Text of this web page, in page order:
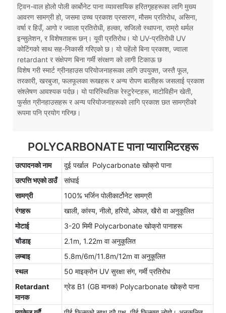
ट्विन-वाल होलो पोली कार्बोनेट पाना व्यावसायिक हरितगृहहरूका लागि मुख्य
आवरण सामग्री हो, जसमा उच्च प्रकाश प्रसारण, मौसम प्रतिरोध, असिना,
वर्षा र हिउँ, आगो र ज्वाला प्रतिरोधी, हल्का, सजिलो स्थापना, राम्रो थर्मल
इन्सुलेशन, र विशेषताहरू छन्। यूवी प्रतिरोध। यो UV-प्रतिरोधी UV
कोटिंगको साथ सह-निकासी गरिएको छ। यो पहेंलो बिना प्रकाश, ज्वाला
retardant र संक्षेपण बिना गर्मी संरक्षण को लागी टिकाऊ छ
विशेष गरी स्मार्ट ग्रीनहाउस परियोजनाहरूका लागि उपयुक्त, जस्तै फूल,
तरकारी, खरबुजा, फलफूलका रूखहरू र अन्य रोपण बालीहरू जसलाई प्रकाश
संश्लेषण आवश्यक पर्दछ। यो पारिस्थितिक रेस्टुरेन्टहरू, माटोविहीन खेती,
फुर्सत ग्रीनहाउसहरू र अन्य परियोजनाहरूको लागि प्रकाश छत सामग्रीको
रूपमा पनि प्रयोग गरिन्छ।
POLYCARBONATE पाना प्यारामिटरहरू
उत्पादनको नाम
दुई पर्खाल Polycarbonate खोक्रो पाना
उत्पत्ति भएको ठाउँ
सांघाई
सामग्री
100% भर्जिन पोलीकार्टोनेट सामग्री
रंगहरू
खाली, कांस्य, नीलो, हरियो, ओपल, खैरो वा अनुकूलित
मोटाई
3-20 मिमी Polycarbonate खोक्रो पानाहरू
चौडाइ
2.1m, 1.22m वा अनुकूलित
लम्बाइ
5.8m/6m/11.8m/12m वा अनुकूलित
स्थल
50 माइक्रोन UV सुरक्षा संग, गर्मी प्रतिरोध
Retardant
मानक
ग्रेड B1 (GB मानक) Polycarbonate खोक्रो पाना